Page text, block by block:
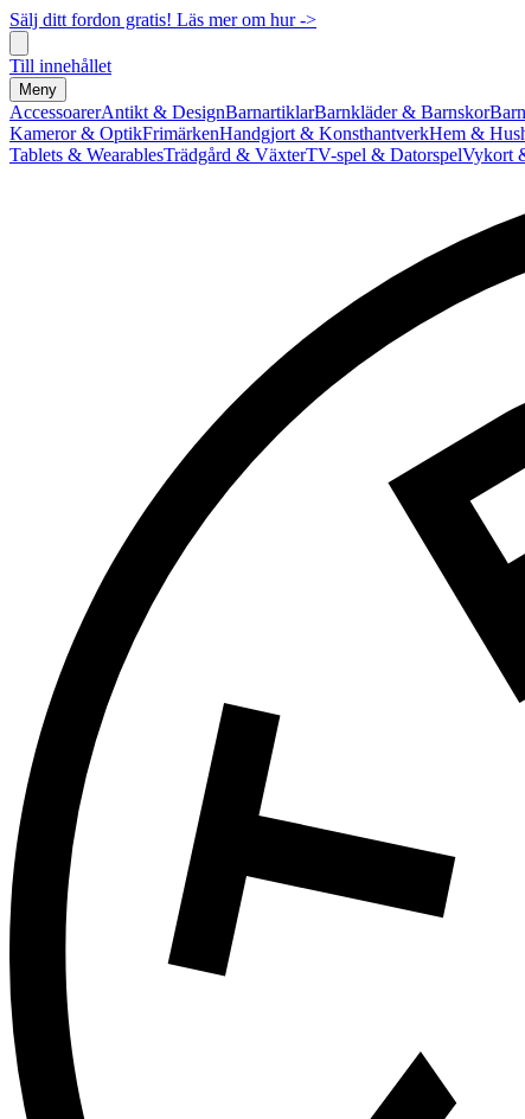
Sälj ditt fordon gratis! Läs mer om hur ->
Till innehållet
Meny
AccessoarerAntikt & DesignBarnartiklarBarnkläder & Barnskor
Kameror & OptikFrimärkenHandgjort & KonsthantverkHem &
Tablets & WearablesTrädgård & VäxterTV-spel & DatorspelVykort